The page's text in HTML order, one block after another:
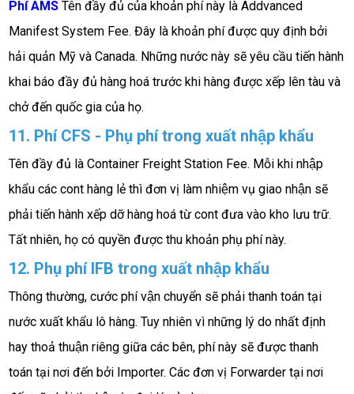
Phí AMS Tên đầy đủ của khoản phí này là Addvanced
Manifest System Fee. Đây là khoản phí được quy định bởi
hải quản Mỹ và Canada. Những nước này sẽ yêu cầu tiến hành
khai báo đầy đủ hàng hoá trước khi hàng được xếp lên tàu và
chở đến quốc gia của họ.
11. Phí CFS - Phụ phí trong xuất nhập khẩu
Tên đầy đủ là Container Freight Station Fee. Mỗi khi nhập
khẩu các cont hàng lẻ thì đơn vị làm nhiệm vụ giao nhận sẽ
phải tiến hành xếp dỡ hàng hoá từ cont đưa vào kho lưu trữ.
Tất nhiên, họ có quyền được thu khoản phụ phí này.
12. Phụ phí IFB trong xuất nhập khẩu
Thông thường, cước phí vận chuyển sẽ phải thanh toán tại
nước xuất khẩu lô hàng. Tuy nhiên vì những lý do nhất định
hay thoả thuận riêng giữa các bên, phí này sẽ được thanh
toán tại nơi đến bởi Importer. Các đơn vị Forwarder tại nơi